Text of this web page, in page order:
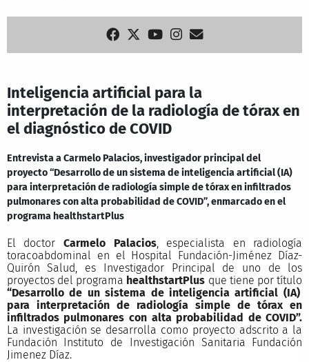
Inteligencia artificial para la
interpretación de la radiología de tórax en
el diagnóstico de COVID
Entrevista a Carmelo Palacios, investigador principal del
proyecto “Desarrollo de un sistema de inteligencia artificial (IA)
para interpretación de radiología simple de tórax en infiltrados
pulmonares con alta probabilidad de COVID”, enmarcado en el
programa healthstartPlus
El doctor Carmelo Palacios, especialista en radiología
toracoabdominal en el Hospital Fundación-Jiménez Díaz-
Quirón Salud, es Investigador Principal de uno de los
proyectos del programa healthstartPlus que tiene por título
“Desarrollo de un sistema de inteligencia artificial (IA)
para interpretación de radiología simple de tórax en
infiltrados pulmonares con alta probabilidad de COVID”.
La investigación se desarrolla como proyecto adscrito a la
Fundación Instituto de Investigación Sanitaria Fundación
Jimenez Díaz.